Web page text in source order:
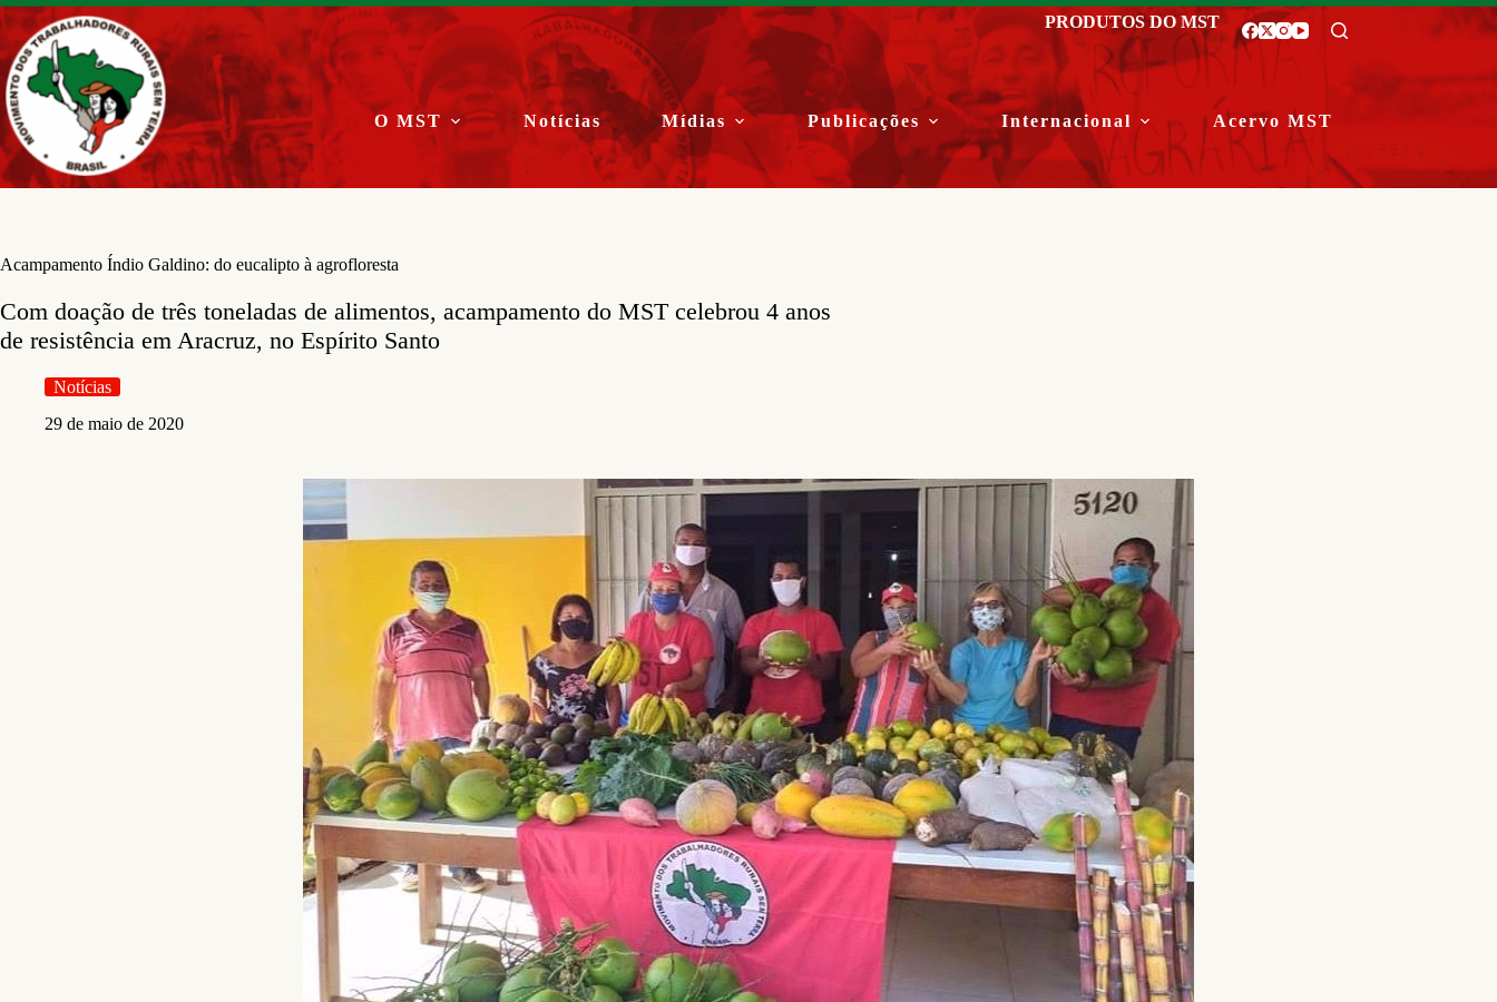
Pular
para
o
conteúdo
PRODUTOS DO MST
O MST Notícias Mídias Publicações Internacional Acervo MST
Acampamento Índio Galdino: do eucalipto à agrofloresta
Com doação de três toneladas de alimentos, acampamento do MST celebrou 4 anos
de resistência em Aracruz, no Espírito Santo
Notícias
29 de maio de 2020